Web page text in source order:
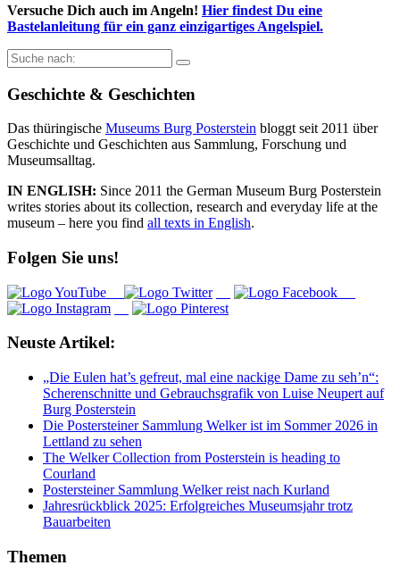
Versuche Dich auch im Angeln! Hier findest Du eine
Bastelanleitung für ein ganz einzigartiges Angelspiel.
Suche
nach:
Geschichte & Geschichten
Das thüringische Museums Burg Posterstein bloggt seit 2011 über
Geschichte und Geschichten aus Sammlung, Forschung und
Museumsalltag.
IN ENGLISH: Since 2011 the German Museum Burg Posterstein
writes stories about its collection, research and everyday life at the
museum – here you find all texts in English.
Folgen Sie uns!
Neuste Artikel:
„Die Eulen hat’s gefreut, mal eine nackige Dame zu seh’n“:
Scherenschnitte und Gebrauchsgrafik von Luise Neupert auf
Burg Posterstein
Die Postersteiner Sammlung Welker ist im Sommer 2026 in
Lettland zu sehen
The Welker Collection from Posterstein is heading to
Courland
Postersteiner Sammlung Welker reist nach Kurland
Jahresrückblick 2025: Erfolgreiches Museumsjahr trotz
Bauarbeiten
Themen